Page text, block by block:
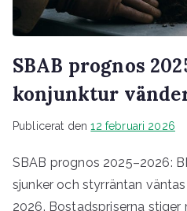
SBAB prognos
konjunktur
Publicerat den12 februari 2026
SBAB prognos 2025–2026:
sjunker och styrräntan
2026. Bostadspriserna stiger